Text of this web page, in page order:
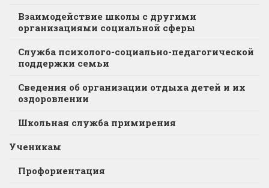
Взаимодействие школы с другими
организациями социальной сферы
Служба психолого-социально-педагогической
поддержки семьи
Сведения об организации отдыха детей и их
оздоровлении
Школьная служба примирения
Ученикам
Профориентация